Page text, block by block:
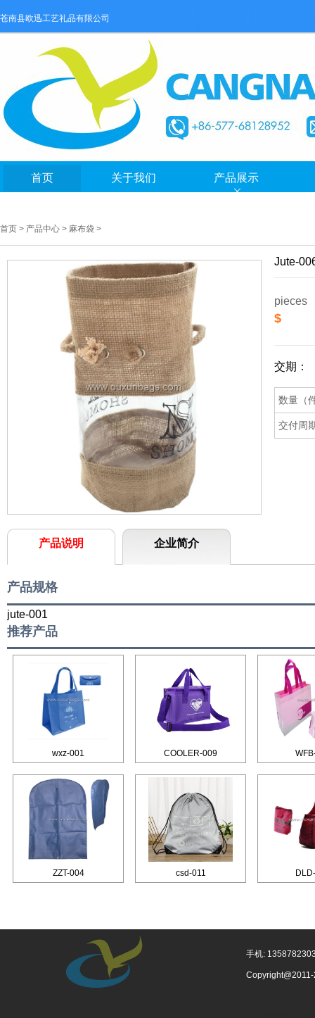
苍南县欧迅工艺礼品有限公司
首页 关于我们 产品展示
首页 > 产品中心 > 麻布袋 >
Jute-
pieces
$
交期：
数量（
交付周
产品说明 企业简介
产品规格
jute-001
推荐产品
wxz-001 COOLER-009
ZZT-004 csd-011
手机: